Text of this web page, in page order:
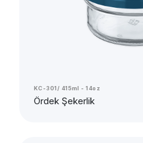
KC-301/ 415ml - 14oz
Ördek Şekerlik